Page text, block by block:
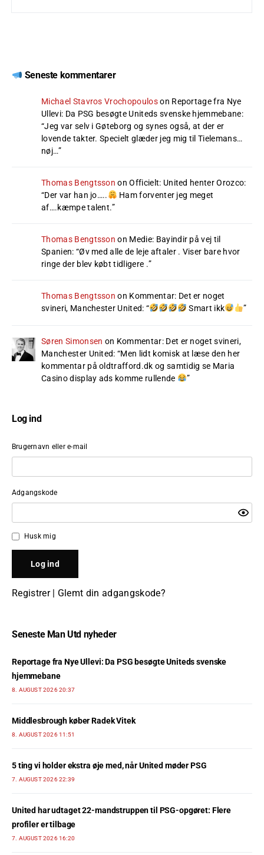
Seneste kommentarer
Michael Stavros Vrochopouloson Reportage fra Nye
Ullevi: Da PSG besøgte Uniteds svenske hjemmebane:
“Jeg var selv i Gøteborg og synes også, at der er
lovende takter. Specielt glæder jeg mig til Tielemans…
nøj…”
Thomas Bengtsson onOfficielt: United henter Orozco:
“Der var han jo…..
Ham forventer jeg meget
af….kæmpe talent.”
Thomas Bengtsson on Medie: Bayindir på vej til
Spanien: “Øv med alle de leje aftaler . Viser bare hvor
ringe der blev købt tidligere .”
Thomas Bengtsson on Kommentar: Det er noget
svineri, Manchester United: “ Smart ikk ”
Søren Simonsen on Kommentar: Det er noget svineri,
Manchester United: “Men lidt komisk at læse den her
kommentar på oldtrafford.dk og samtidig se Maria
Casino display ads komme rullende
”
Log ind
Brugernavn eller e-mail
Adgangskode
Husk mig
Registrer| Glemt din adgangskode?
Seneste Man Utd nyheder
Reportage fra Nye Ullevi: Da PSG besøgte Uniteds svenske
hjemmebane
8. AUGUST 2026 20:37
Middlesbrough køber Radek Vitek
8. AUGUST 2026 11:51
5 ting vi holder ekstra øje med, når United møder PSG
7. AUGUST 2026 22:39
United har udtaget 22-mandstruppen til PSG-opgøret: Flere
profiler er tilbage
7. AUGUST 2026 16:20